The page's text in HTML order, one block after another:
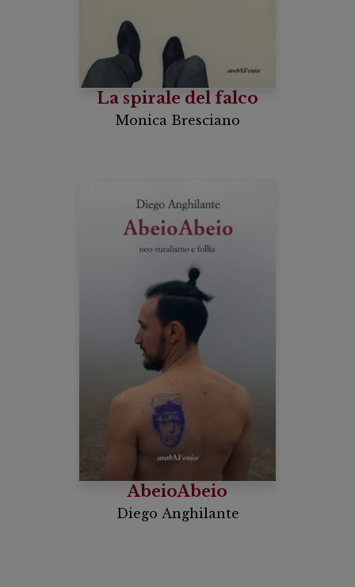
La spirale del falco
Monica Bresciano
AbeioAbeio
Diego Anghilante